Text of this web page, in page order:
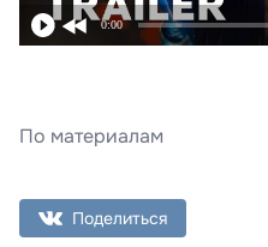
0:00
По материалам
Поделиться